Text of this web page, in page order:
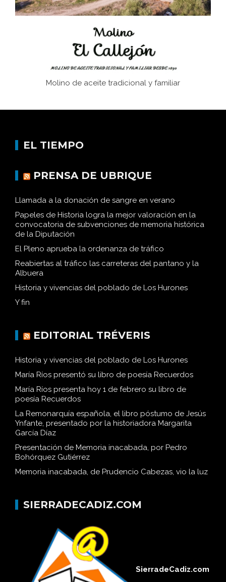
Historia y vivencias del poblado de Los Hurones
Molino de aceite tradicional y familiar
EL TIEMPO
PRENSA DE UBRIQUE
Llamada a la donación de sangre en verano
Papeles de Historia logra la mejor valoración en la
convocatoria de subvenciones de memoria histórica
de la Diputación
El Pleno aprueba la ordenanza de tráfico
Reabiertas al tráfico las carreteras del pantano y la
Albuera
Historia y vivencias del poblado de Los Hurones
Y fin
EDITORIAL TRÉVERIS
Historia y vivencias del poblado de Los Hurones
María Ríos presentó su libro de poesía Recuerdos
María Ríos presenta hoy 1 de febrero su libro de
poesía Recuerdos
La Remonarquía española, el libro póstumo de Jesús
Ynfante, presentado por la historiadora Margarita
García Díaz
Presentación de Memoria inacabada, por Pedro
Bohórquez Gutiérrez
Memoria inacabada, de Prudencio Cabezas, vio la luz
SIERRADECADIZ.COM
SierradeCadiz.com